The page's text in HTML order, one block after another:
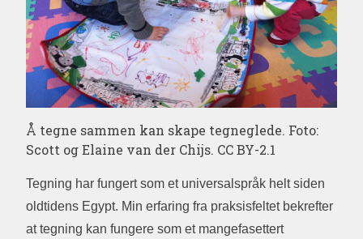
Å tegne sammen kan skape tegneglede. Foto:
Scott og Elaine van der Chijs. CC BY-2.1
Tegning har fungert som et universalspråk helt siden
oldtidens Egypt. Min erfaring fra praksisfeltet bekrefter
at tegning kan fungere som et mangefasettert